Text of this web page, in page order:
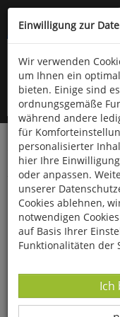
Kompletten Head
Startseite Haushalt
Besen, Bürsten &
Einwilligung zur
Wir verwenden
um Ihnen ein
bieten. Einige sind
ordnungsgemäße
während andere
für
personalisierter
hier Ihre
oder anpassen.
unserer
Cookies ablehnen,
notwendigen
auf Basis Ihrer
Funktionalitäten der
Ich